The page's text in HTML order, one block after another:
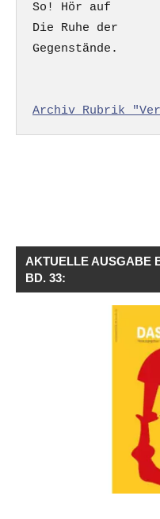
So! Hör auf
Die Ruhe der
Gegenstände.
Archiv Rubrik
AKTUELLE AUSGABE
BD. 33: